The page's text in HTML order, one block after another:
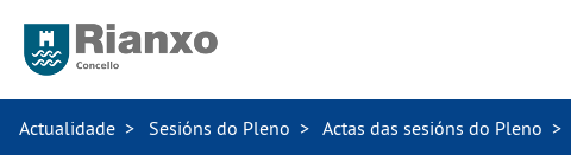
Actualidade Sesións do Pleno Actas das sesións do Pleno